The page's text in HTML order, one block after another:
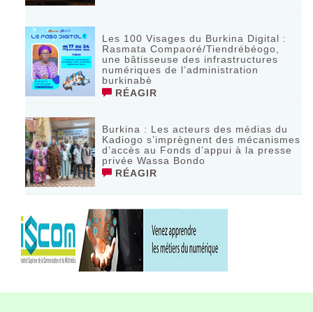
Les 100 Visages du Burkina Digital :
Rasmata Compaoré/Tiendrébéogo,
une bâtisseuse des infrastructures
numériques de l’administration
burkinabè
RÉAGIR
Burkina : Les acteurs des médias du
Kadiogo s’imprègnent des mécanismes
d’accès au Fonds d’appui à la presse
privée Wassa Bondo
RÉAGIR